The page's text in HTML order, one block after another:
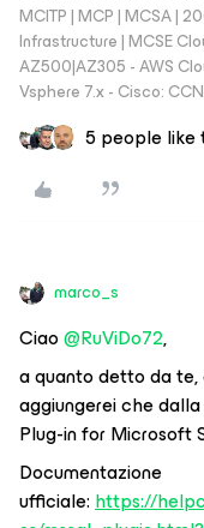
MCITP | MCP | MCSA |
Infrastructure | MCSE
AZ500|AZ305 - AWS
Vsphere 7.x - Cisco:
5 people like
marco_s
Ciao@RuViDo72,
a quanto detto da
aggiungerei che
Plug-in for Microsoft
Documentazione
ufficiale:https://